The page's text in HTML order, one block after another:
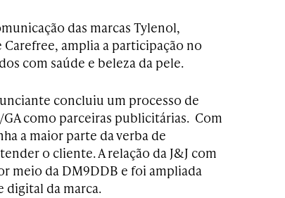
das marcas Tylenol,
amplia a participação no
com saúde e beleza da pele.
concluiu um processo de
como parceiras publicitárias. Com
a maior parte da verba de
o cliente. A relação da J&J com
meio da DM9DDB e foi ampliada
digital da marca.